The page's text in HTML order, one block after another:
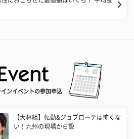
インイベントの参加申込
【大林組】転勤&ジョブローテは怖くな
い！九州の現場から設